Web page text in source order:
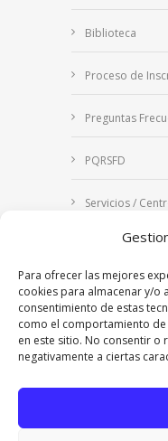
Para ofrecer las mejores
cookies para almacenar y/o
consentimiento de estas
como el comportamiento
en este sitio. No consentir
negativamente a ciertas
Biblioteca
Proceso de
Preguntas
PQRSFD
Servicios /
Correo
Notificaciones
|